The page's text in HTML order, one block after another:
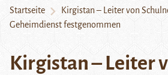
Startseite
Kirgistan – Leiter von
Geheimdienst festgenommen
Kirgistan – Leiter